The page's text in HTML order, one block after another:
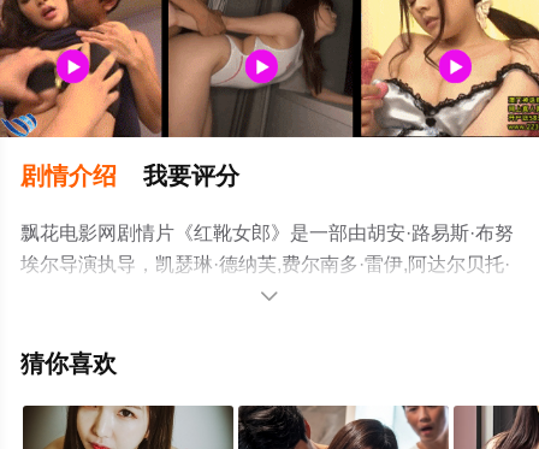
剧情介绍 我要评分
飘花电影网剧情片《红靴女郎》是一部由胡安·路易斯·布努
埃尔导演执导，凯瑟琳·德纳芙,费尔南多·雷伊,阿达尔贝托·
马里亚·梅利,雅各布·韦伯,何塞·萨克里斯坦,艾玛·科恩,劳拉·
剧情已揭晓（1-1全集），手机免费观看高清无删减完整版
影、电视猫或剧情网等平台了解。

猜你喜欢